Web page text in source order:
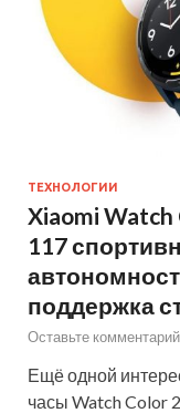
ТЕХНОЛОГИИ
Xiaomi Watch
117
поддержка
Оставьте комментарий
Ещё одной
часы Watch Color